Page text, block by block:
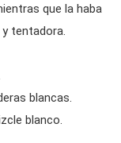
que la haba
tentadora.
blancas.
blanco.